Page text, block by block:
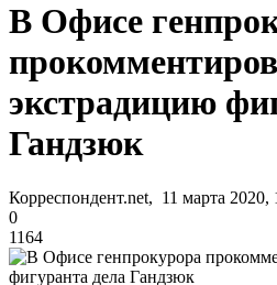
В Офисе
экстрадицию
Гандзюк
Корреспондент.net, 11 марта 2020,
0
1164